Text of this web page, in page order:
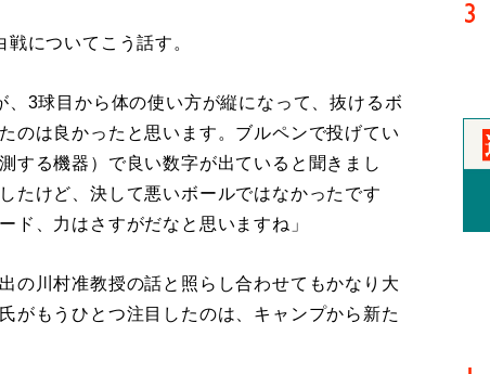
についてこう話す。
、3球目から体の使い方が縦になって、抜けるボ
のは良かったと思います。ブルペンで投げてい
する機器）で良い数字が出ていると聞きまし
たけど、決して悪いボールではなかったです
ド、力はさすがだなと思いますね」
川村准教授の話と照らし合わせてもかなり大
がもうひとつ注目したのは、キャンプから新た